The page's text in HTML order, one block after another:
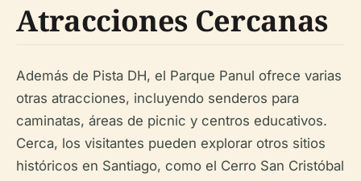
Atracciones Cercanas
Además de Pista DH, el Parque Panul ofrece varias
otras atracciones, incluyendo senderos para
caminatas, áreas de picnic y centros educativos.
Cerca, los visitantes pueden explorar otros sitios
históricos en Santiago, como el Cerro San Cristóbal